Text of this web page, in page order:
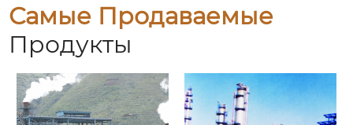
Самые Продаваемые
Продукты